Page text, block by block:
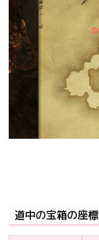
道中の宝箱の座標